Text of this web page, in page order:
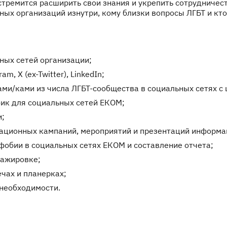
расширить свои знания и укрепить
организаций изнутри, кому близки вопросы ЛГБТ и
сетей организации;
X (ex-Twitter), LinkedIn;
ками из числа ЛГБТ-сообщества в социальных сетях
для социальных сетей ЕКОМ;
кампаний, мероприятий и презентаций
в социальных сетях ЕКОМ и составление отчета;
и планерках;